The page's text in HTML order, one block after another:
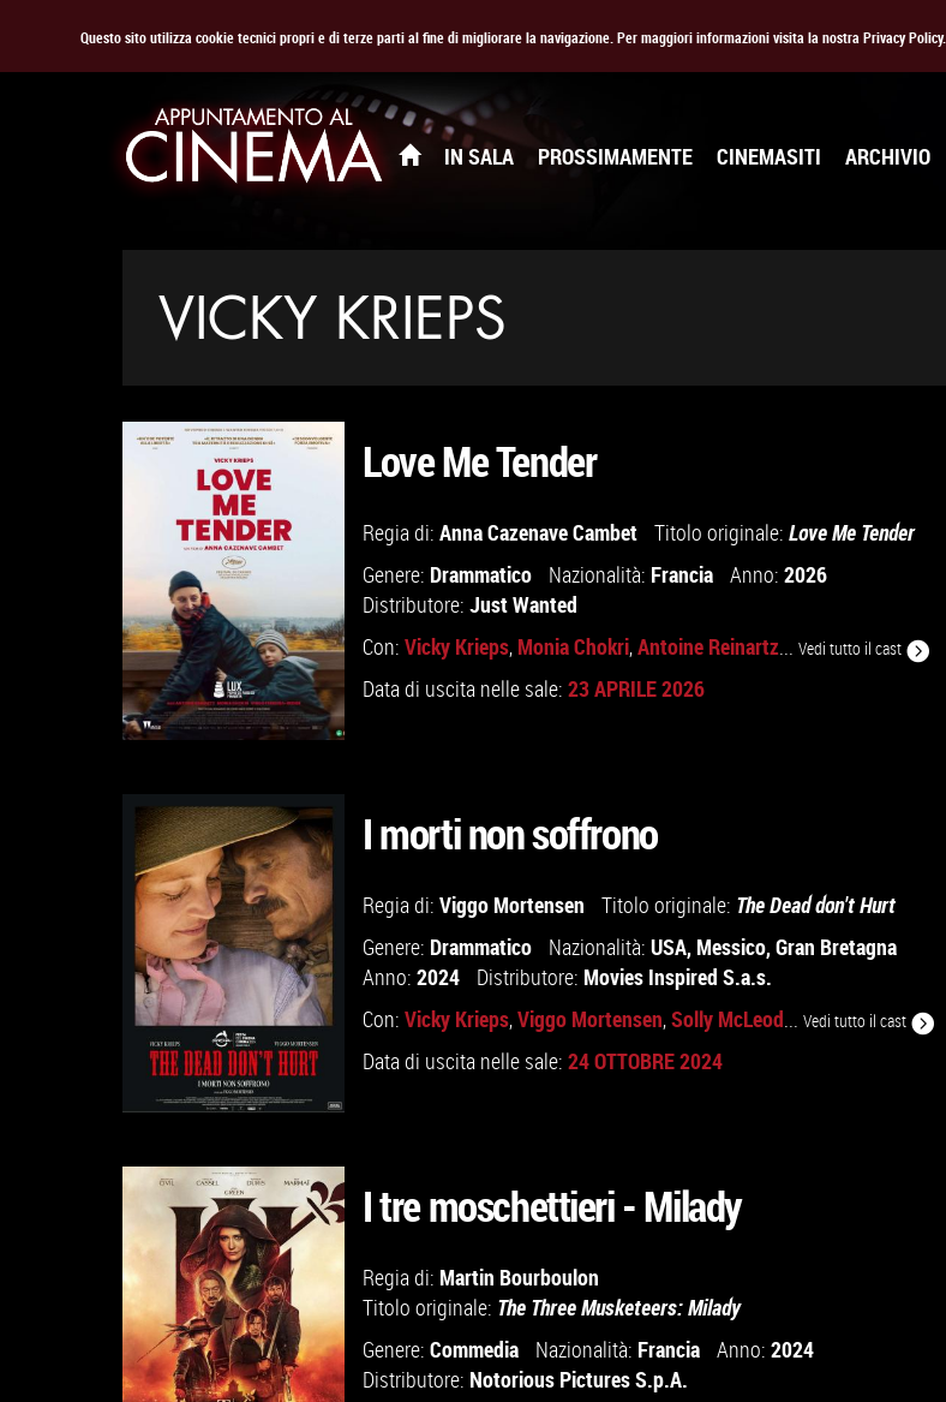
Questo sito utilizza cookie tecnici propri e di terze parti al fine di migliorare la navigazione. Per maggiori informazioni visita la nostra Privacy Policy.
IN SALA PROSSIMAMENTE CINEMASITI ARCHIVIO
VICKY KRIEPS
GUARDA IL TRAILER
VAI ALLA SCHEDA
Love Me Tender
Regia di: Anna Cazenave Cambet Titolo originale: Love Me Tender
Genere: Drammatico Nazionalità: Francia Anno: 2026
Distributore: Just Wanted
Con: Vicky Krieps, Monia Chokri,Antoine Reinartz... Vedi tutto il cast
Data di uscita nelle sale: 23 APRILE 2026
GUARDA IL TRAILER
VAI ALLA SCHEDA
I morti non soffrono
Regia di: Viggo Mortensen Titolo originale: The Dead don't Hurt
Genere: Drammatico Nazionalità: USA, Messico,Gran Bretagna
Anno: 2024 Distributore: Movies Inspired S.a.s.
Con: Vicky Krieps,Viggo Mortensen,Solly McLeod... Vedi tutto il cast
Data di uscita nelle sale: 24 OTTOBRE 2024
I tre moschettieri - Milady
Regia di: Martin Bourboulon
Titolo originale: The Three Musketeers: Milady
Genere: Commedia Nazionalità: Francia Anno: 2024
Distributore: Notorious Pictures S.p.A.